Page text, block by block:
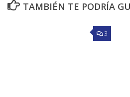
TAMBIÉN TE PODRÍA
3